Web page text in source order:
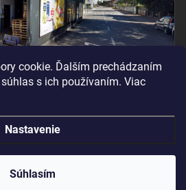
cookie. Ďalším prechádzaním
s ich používaním. Viac
Nastavenie
Súhlasím
– PRÍJEM TOVARU“
Oramat . Všetky práva vyhradené.